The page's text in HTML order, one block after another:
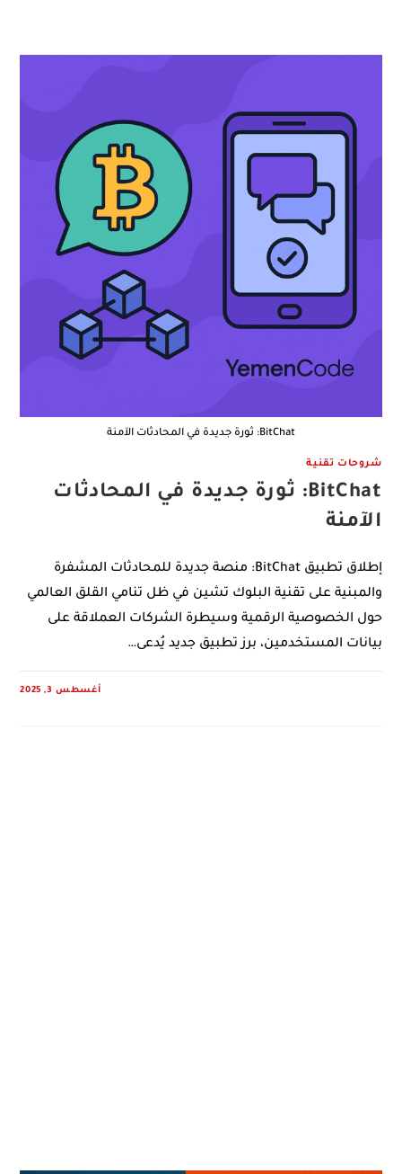
BitChat: ثورة جديدة في المحادثات الآمنة
شروحات تقنية
BitChat: ثورة جديدة في المحادثات
الآمنة
إطلاق تطبيق BitChat: منصة جديدة للمحادثات المشفرة
والمبنية على تقنية البلوك تشين في ظل تنامي القلق العالمي
حول الخصوصية الرقمية وسيطرة الشركات العملاقة على
بيانات المستخدمين، برز تطبيق جديد يُدعى…
أغسطس 3, 2025